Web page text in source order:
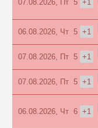
07.08.2026, Пт 5 +1
06.08.2026, Чт 5 +1
07.08.2026, Пт 5 +1
07.08.2026, Пт 5 +1
06.08.2026, Чт 6 +1